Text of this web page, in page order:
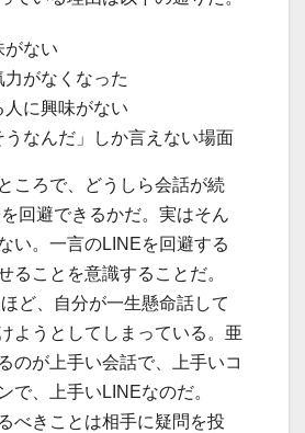
がない
がなくなった
人に興味がない
うなんだ」しか言えない場面
ころで、どうしら会話が続
回避できるかだ。実はそん
い。一言のLINEを回避する
ること を意識することだ。
ど、自分が一生懸命話して
ようとしてしまっている。亜
のが上手い会話で、上手いコ
で、上手いLINEなのだ。
べきことは相手に疑問を投